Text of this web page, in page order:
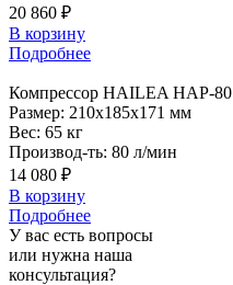
20 860 ₽
В корзину
Подробнее
Компрессор HAILEA HAP-80
Размер: 210x185x171 мм
Вес: 65 кг
Производ-ть: 80 л/мин
14 080 ₽
В корзину
Подробнее
У вас есть вопросы
или нужна наша
консультация?